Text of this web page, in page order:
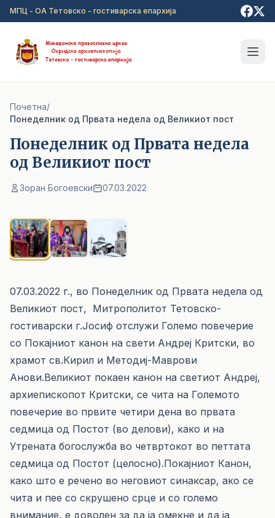
Прејди на главна содржина
МПЦ - ОА Тетовско - гостиварска епархија
Почетна/
Понеделник од Првата недела од Великиот пост
Понеделник од Првата недела
од Великиот пост
Зоран Богоевски 07.03.2022
07.03.2022 г., во Понеделник од Првата недела од
Великиот пост, Митрополитот Тетовско-
гостиварски г.Јосиф отслужи Големо повечерие
со Покајниот канон на свети Андреј Критски, во
храмот св.Кирил и Методиј-Маврови
Анови.Великиот покаен канон на светиот Андреј,
архиепископот Критски, се чита на Големото
повечерие во првите четири дена во првата
седмица од Постот (во делови), како и на
Утрената богослужба во четвртокот во петтата
седмица од Постот (целосно).Покајниот Канон,
како што е речено во неговиот синаксар, ако се
чита и пее со скрушено срце и со големо
внимание, е доволен за да ја омекне и да ја